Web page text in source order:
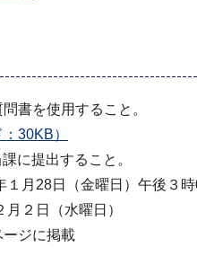
書を使用すること。
30KB）
に提出すること。
１月28日（金曜日）午後３
２日（水曜日）
ージに掲載